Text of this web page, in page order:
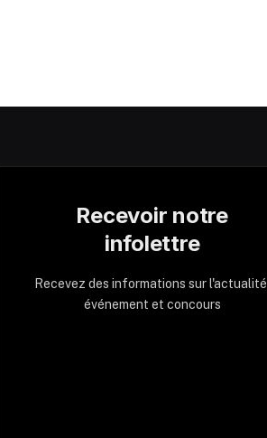
Recevoir notre
infolettre
Recevez des informations sur l'actualité,
événement et concours